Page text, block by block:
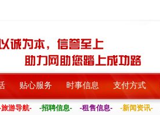
贴心服务 时事信息 支付方式
旅游导航- -招聘信息- -租售信息- -新闻资讯-